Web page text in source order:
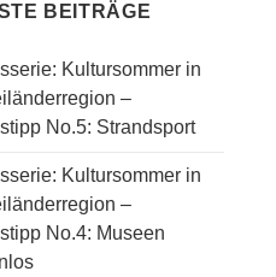
BEITRÄGE
Kultursommer in
–
No.5: Strandsport
Kultursommer in
–
No.4: Museen